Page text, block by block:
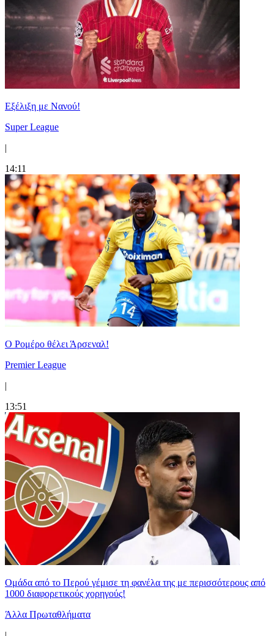
Εξέλιξη με Νανού!
Super League
|
14:11
Ο Ρομέρο θέλει Άρσεναλ!
Premier League
|
13:51
Ομάδα από το Περού γέμισε τη φανέλα της με περισσότερους από
1000 διαφορετικούς χορηγούς!
Άλλα Πρωταθλήματα